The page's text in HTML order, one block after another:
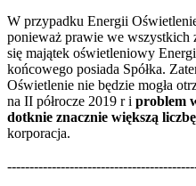
W przypadku Energii
ponieważ prawie we wszystkich
się majątek oświetleniowy
końcowego posiada Spółka.
Oświetlenie nie będzie mogła
na II półrocze 2019 r i problem
dotknie znacznie większą
korporacja.